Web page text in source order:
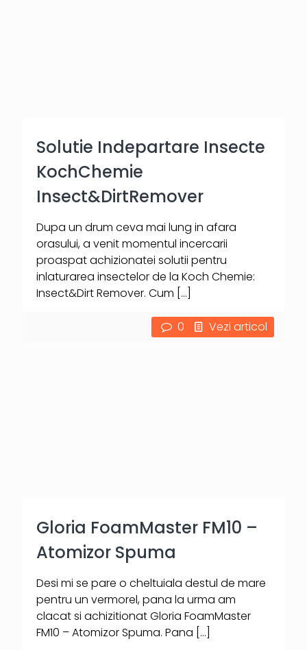
Solutie Indepartare Insecte
KochChemie
Insect&DirtRemover
Dupa un drum ceva mai lung in afara
orasului, a venit momentul incercarii
proaspat achizionatei solutii pentru
inlaturarea insectelor de la Koch Chemie:
Insect&Dirt Remover. Cum […]
0 Vezi articol
Gloria FoamMaster FM10 –
Atomizor Spuma
Desi mi se pare o cheltuiala destul de mare
pentru un vermorel, pana la urma am
clacat si achizitionat Gloria FoamMaster
FM10 – Atomizor Spuma. Pana […]